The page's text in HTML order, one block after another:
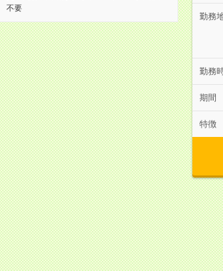
不要
勤務
勤務
期間
特徴